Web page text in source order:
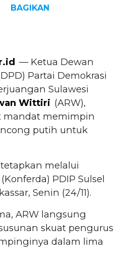
BAGIKAN
— Ketua Dewan
Partai Demokrasi
Sulawesi
Wittiri (ARW),
mandat memimpin
putih untuk
melalui
PDIP Sulsel
Senin (24/11).
ARW langsung
skuat pengurus
dalam lima